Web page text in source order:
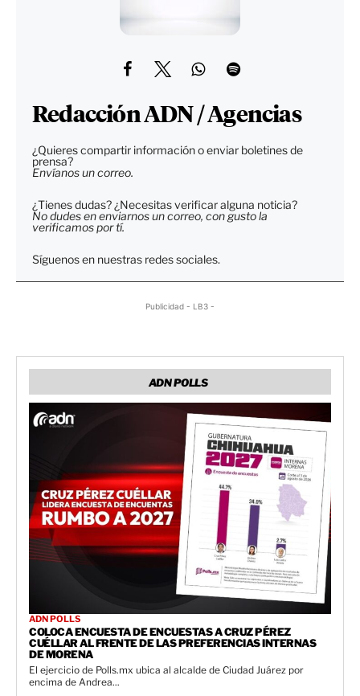
Redacción ADN / Agencias
¿Quieres compartir información o enviar boletines de
prensa?
Envíanos un correo.
¿Tienes dudas? ¿Necesitas verificar alguna noticia?
No dudes en enviarnos un correo, con gusto la
verificamos por tí.
Síguenos en nuestras redes sociales.
Publicidad - LB3 -
ADN POLLS
ADN POLLS
COLOCA ENCUESTA DE ENCUESTAS A CRUZ PÉREZ
CUÉLLAR AL FRENTE DE LAS PREFERENCIAS INTERNAS
DE MORENA
El ejercicio de Polls.mx ubica al alcalde de Ciudad Juárez por
encima de Andrea...